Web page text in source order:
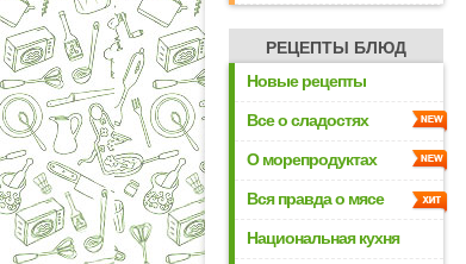
РЕЦЕПТЫ БЛЮД
Новые рецепты
Все о сладостях
О морепродуктах
Вся правда о мясе
Национальная кухня